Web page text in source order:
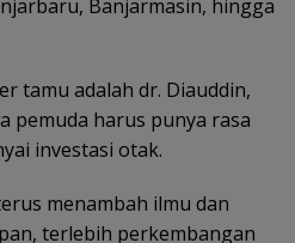
Banjarmasin, hingga
tamu adalah dr. Diauddin,
pemuda harus punya rasa
investasi otak.
menambah ilmu dan
terlebih perkembangan